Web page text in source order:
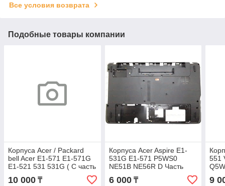
Все условия возврата
Подобные товары компании
Корпуса Acer / Packard
bell Acer E1-571 E1-571G
E1-521 531 531G ( C часть
10 000 ₸
Корпуса Acer Aspire E1-
531G E1-571 P5WS0
NE51B NE56R D Часть
Поддон корыто тазик
6 000₸
551
9